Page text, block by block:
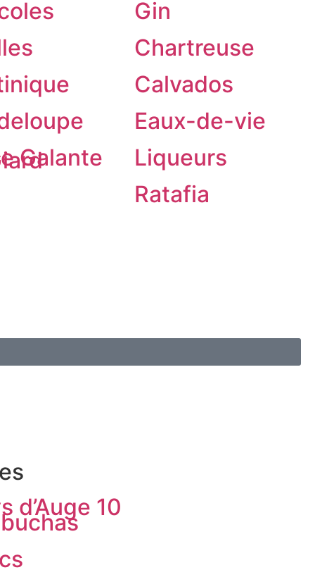
Galante
Gin
Chartreuse
Calvados
Eaux-de-vie
Liqueurs
Ratafia
d’Auge 10